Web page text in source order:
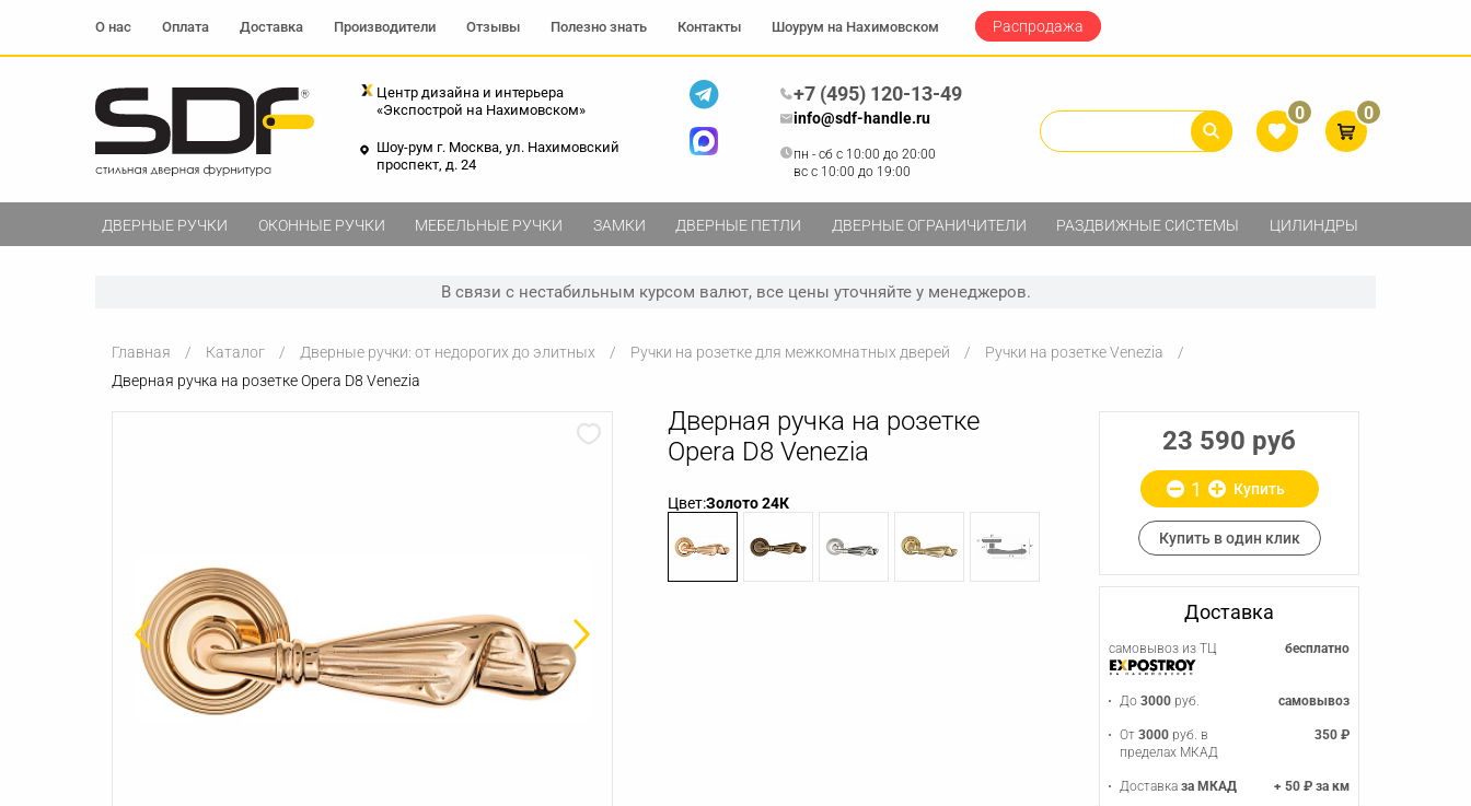
Центр дизайна и интерьера
«Экспострой на Нахимовском»
Шоу-рум г. Москва, ул. Нахимовский
проспект, д. 24
+7 (495) 120-13-49
info@sdf-handle.ru
пн - сб c 10:00 до 20:00
вс c 10:00 до 19:00
0 0
О нас Оплата Доставка Производители Отзывы Полезно знать Контакты Шоурум на Нахимовском Распродажа
ДВЕРНЫЕ РУЧКИ ОКОННЫЕ РУЧКИ МЕБЕЛЬНЫЕ РУЧКИ ЗАМКИ ДВЕРНЫЕ ПЕТЛИ ДВЕРНЫЕ ОГРАНИЧИТЕЛИ РАЗДВИЖНЫЕ СИСТЕМЫ ЦИЛИНДРЫ
В связи с нестабильным курсом валют, все цены уточняйте у менеджеров.
Главная Каталог Дверные ручки: от недорогих до элитных Ручки на розетке для межкомнатных дверей
Ручки на розетке Venezia
Дверная ручка на розетке Opera D8 Venezia
Дверная ручка на розетке
Opera D8 Venezia
Цвет:Золото 24К
23 590 руб
Купить
Купить в один клик
Доставка
самовывоз из ТЦ бесплатно
До3000 руб. самовывоз
От3000 руб. в
пределах МКАД
350 ₽
Доставказа МКАД + 50 ₽ за км